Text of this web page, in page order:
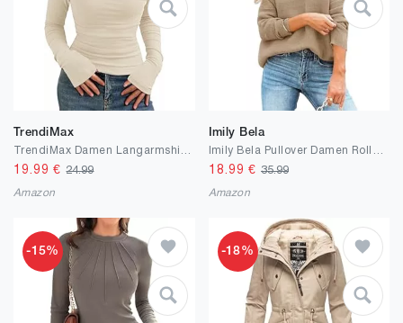
TrendiMax
19.99 €24.99
Amazon
Imily Bela
18.99 € 35.99
Amazon
-15% -18%